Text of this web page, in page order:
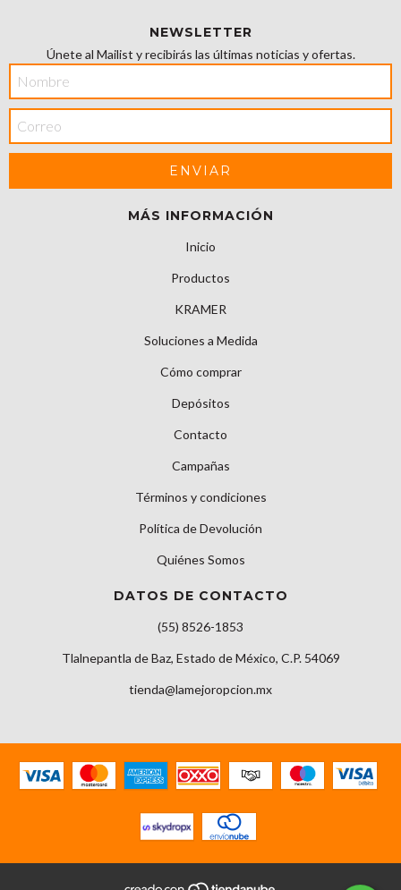
NEWSLETTER
Únete al Mailist y recibirás las últimas noticias y ofertas.
MÁS INFORMACIÓN
Inicio
Productos
KRAMER
Soluciones a Medida
Cómo comprar
Depósitos
Contacto
Campañas
Términos y condiciones
Política de Devolución
Quiénes Somos
DATOS DE CONTACTO
(55) 8526-1853
Tlalnepantla de Baz, Estado de México, C.P. 54069
tienda@lamejoropcion.mx